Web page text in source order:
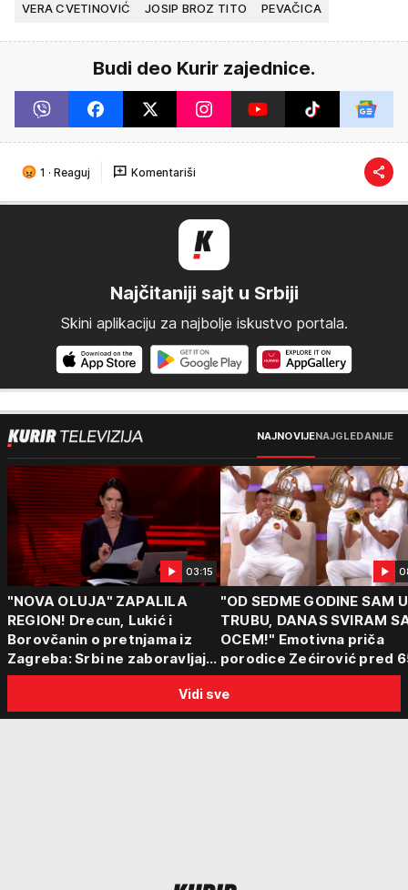
VERA CVETINOVIĆ JOSIP BROZ TITO PEVAČICA
Budi deo Kurir zajednice.
1 · Reaguj Komentariši
Najčitaniji sajt u Srbiji
Skini aplikaciju za najbolje iskustvo portala.
NAJNOVIJENAJGLEDANIJE
03:15
"NOVA OLUJA" ZAPALILA
REGION! Drecun, Lukić i
Borovčanin o pretnjama iz
Zagreba: Srbi ne zaboravljaju
progon
"OD SEDME GODINE SAM
TRUBU, DANAS SVIRAM
OCEM!" Emotivna priča
porodice Zećirović pred
Sabor trubača u Guči
Vidi sve